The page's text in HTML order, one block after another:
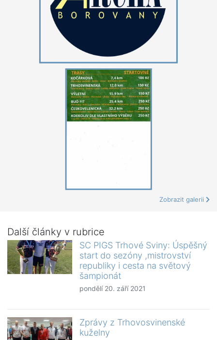
Zobrazit galerii
Další články v rubrice
SC PIGS Trhové Sviny: Úspěšný
start do sezóny ,mistrovství
republiky i cesta na světový
šampionát
pondělí 20. září 2021
Zprávy z Trhovosvinenské
kuželny